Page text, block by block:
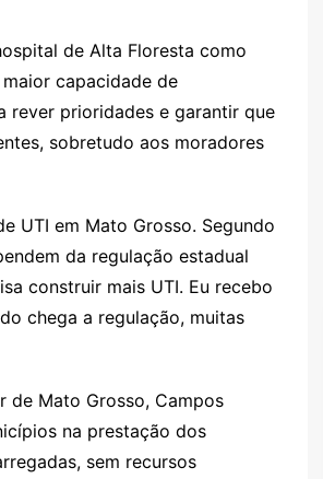
de Alta Floresta como
capacidade de
rever prioridades e garantir que
sobretudo aos moradores
UTI em Mato Grosso. Segundo
da regulação estadual
construir mais UTI. Eu recebo
chega a regulação, muitas
de Mato Grosso, Campos
na prestação dos
sem recursos